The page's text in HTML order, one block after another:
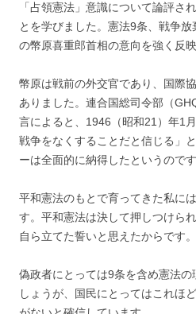
「占領憲法」意識について論評さ
とを学びました。憲法9条、戦争
の幣原喜重郎首相の意向を強く反
幣原は戦前の外交官であり、国際
ありました。連合国総司令部（
言によると、1946（昭和21）年1
戦争をなくすることだと信じる」
ーは全面的に納得したというのです
平和憲法のもとで育ってきた私に
す。平和憲法は決して押しつけら
自ら立てた誓いと思えたからです。
偽政者にとっては9条を含め憲法
しょうが、国民にとってはこれほ